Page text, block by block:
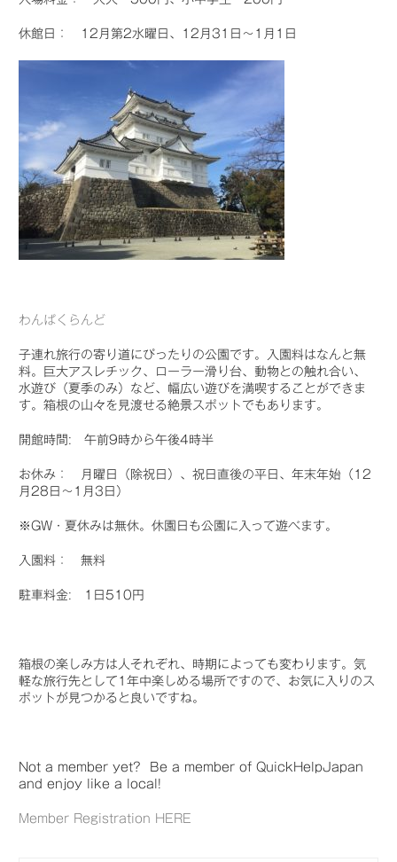
休館日： 12月第2水曜日、12月31日～1月1日
わんぱくらんど
子連れ旅行の寄り道にぴったりの公園です。入園料はなんと無
料。巨大アスレチック、ローラー滑り台、動物との触れ合い、
水遊び（夏季のみ）など、幅広い遊びを満喫することができま
す。箱根の山々を見渡せる絶景スポットでもあります。
開館時間: 午前9時から午後4時半
お休み： 月曜日（除祝日）、祝日直後の平日、年末年始（12
月28日～1月3日）
※GW・夏休みは無休。休園日も公園に入って遊べます。
入園料： 無料
駐車料金: 1日510円
箱根の楽しみ方は人それぞれ、時期によっても変わります。気
軽な旅行先として1年中楽しめる場所ですので、お気に入りのス
ポットが見つかると良いですね。
Not a member yet? Be a member of QuickHelpJapan
and enjoy like a local!
Member Registration HERE